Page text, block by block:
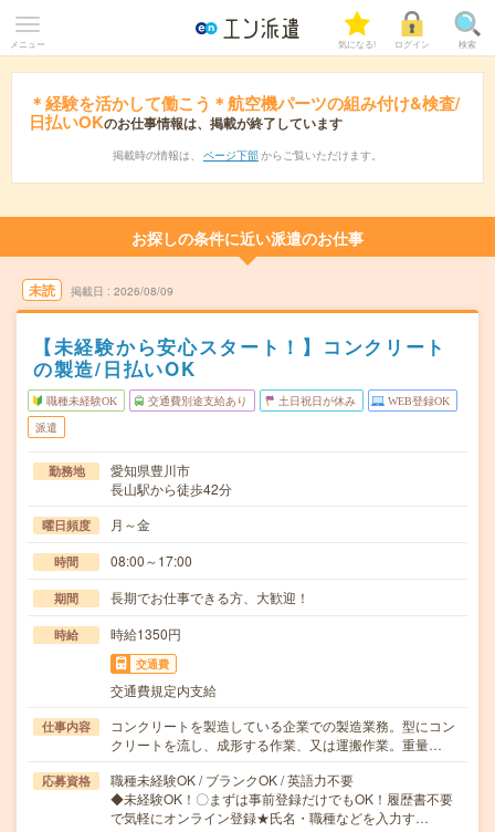
メニュー 気になる! ログイン 検索
＊経験を活かして働こう＊航空機パーツの組み付け&検査/
日払いOKのお仕事情報は、掲載が終了しています
掲載時の情報は、 ページ下部 からご覧いただけます。
お探しの条件に近い派遣のお仕事
未読 掲載日 2026/08/09
【未経験から安心スタート！】コンクリート
の製造/日払いOK
職種未経験OK 交通費別途支給あり 土日祝日が休み WEB登録OK
派遣
勤務地
愛知県豊川市
長山駅から徒歩42分
曜日頻度 月～金
時間 08:00～17:00
期間 長期でお仕事できる方、大歓迎！
時給 時給1350円
交通費
交通費規定内支給
仕事内容
コンクリートを製造している企業での製造業務。型にコン
クリートを流し、成形する作業、又は運搬作業。重量…
応募資格
職種未経験OK / ブランクOK / 英語力不要
◆未経験OK！〇まずは事前登録だけでもOK！履歴書不要
で気軽にオンライン登録★氏名・職種などを入力す…